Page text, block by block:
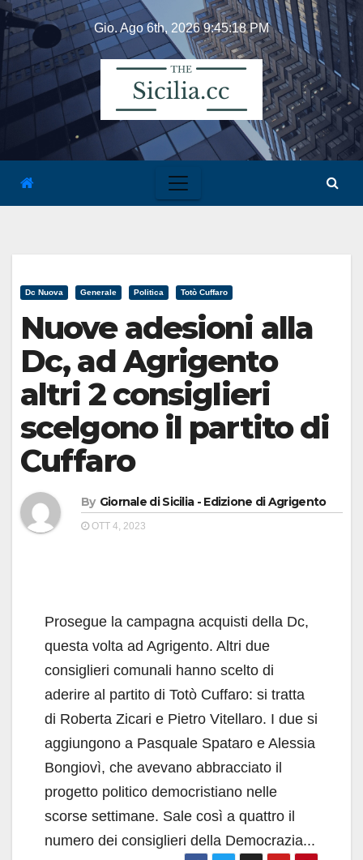
Skip
content
Gio. Ago 6th, 20269:45:18 PM
Dc Nuova Generale Politica Totò Cuffaro
Nuove adesioni alla
Dc, ad Agrigento
altri 2 consiglieri
scelgono il partito di
Cuffaro
By Giornale di Sicilia - Edizione di Agrigento
OTT 4, 2023
Prosegue la campagna acquisti della Dc,
questa volta ad Agrigento. Altri due
consiglieri comunali hanno scelto di
aderire al partito di Totò Cuffaro: si tratta
di Roberta Zicari e Pietro Vitellaro. I due si
aggiungono a Pasquale Spataro e Alessia
Bongiovì, che avevano abbracciato il
progetto politico democristiano nelle
scorse settimane. Sale così a quattro il
numero dei consiglieri della Democrazia...